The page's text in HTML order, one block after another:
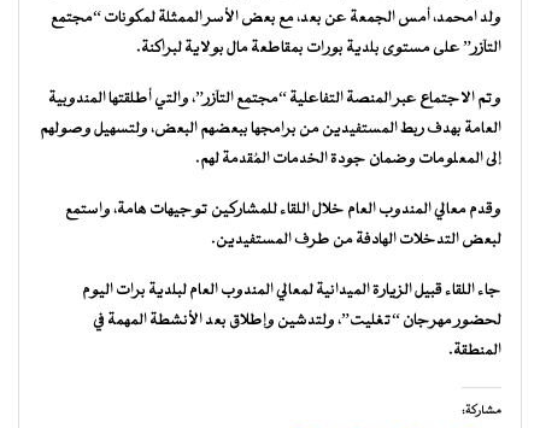
ولد امحمد، أمس الجمعة عن بعد، مع بعض الأسر الممثلة لمكونات “مجتمع
التآزر” على مستوى بلدية بورات بمقاطعة مال بولاية لبراكنة.
وتم الاجتماع عبر المنصة التفاعلية “مجتمع التآزر”، والتي أطلقتها المندوبية
العامة بهدف ربط المستفيدين من برامجها ببعضهم البعض، ولتسهيل وصولهم
إلى المعلومات وضمان جودة الخدمات المُقدمة لهم.
وقدم معالي المندوب العام خلال اللقاء للمشاركين توجيهات هامة، واستمع
لبعض التدخلات الهادفة من طرف المستفيدين.
جاء اللقاء قبيل الزيارة الميدانية لمعالي المندوب العام لبلدية برات اليوم
لحضور مهرجان “تغليت”، ولتدشين وإطلاق بعد الأنشطة المهمة في
المنطقة.
مشاركة: